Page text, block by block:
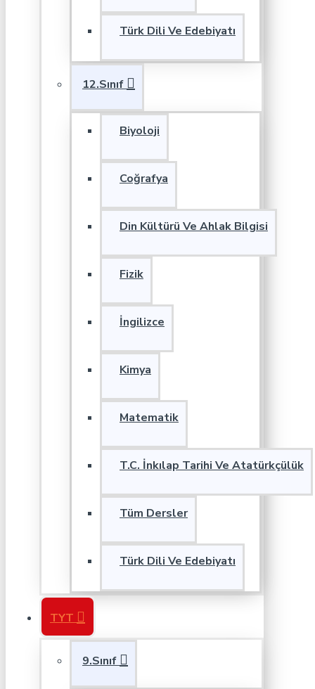
Türk Dili Ve Edebiyatı
12.Sınıf
Biyoloji
Coğrafya
Din Kültürü Ve Ahlak Bilgisi
Fizik
İngilizce
Kimya
Matematik
T.C. İnkılap Tarihi Ve Atatürkçülük
Tüm Dersler
Türk Dili Ve Edebiyatı
TYT
9.Sınıf